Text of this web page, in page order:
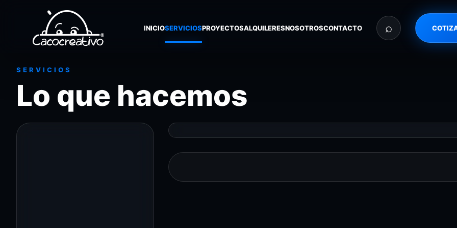
INICIOSERVICIOSPROYECTOSALQUILERESNOSOTROSCONTACTO ⌕
SERVICIOS
Lo que hacemos